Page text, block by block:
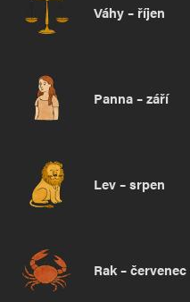
Váhy – říjen
Panna – září
Lev – srpen
Rak – červenec